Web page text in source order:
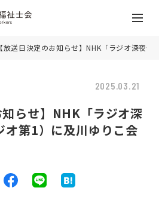
【放送日決定のお知らせ】NHK「ラジオ深夜
2025.03.21
知らせ】NHK「ラジオ深
第1）に及川ゆりこ会